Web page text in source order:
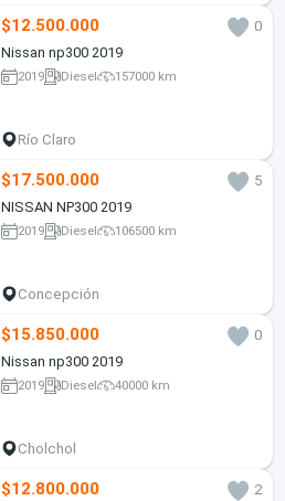
$12.500.000
0
Nissan np300 2019
2019 Diesel 157000 km
Río Claro
$17.500.000
5
NISSAN NP300 2019
2019 Diesel 106500 km
Concepción
$15.850.000
0
Nissan np300 2019
2019 Diesel 40000 km
Cholchol
$12.800.000
2